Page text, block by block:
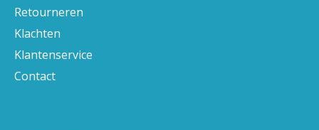
Retourneren
Klachten
Klantenservice
Contact